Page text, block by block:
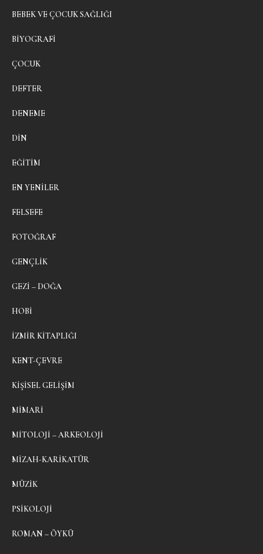
BEBEK VE ÇOCUK SAĞLIĞI
BIYOGRAFI
ÇOCUK
DEFTER
DENEME
DIN
EĞITIM
EN YENILER
FELSEFE
FOTOĞRAF
GENÇLIK
GEZI – DOĞA
HOBI
İZMIR KITAPLIĞI
KENT-ÇEVRE
KIŞISEL GELIŞIM
MIMARI
MITOLOJI – ARKEOLOJI
MIZAH-KARIKATÜR
MÜZIK
PSIKOLOJI
ROMAN – ÖYKÜ